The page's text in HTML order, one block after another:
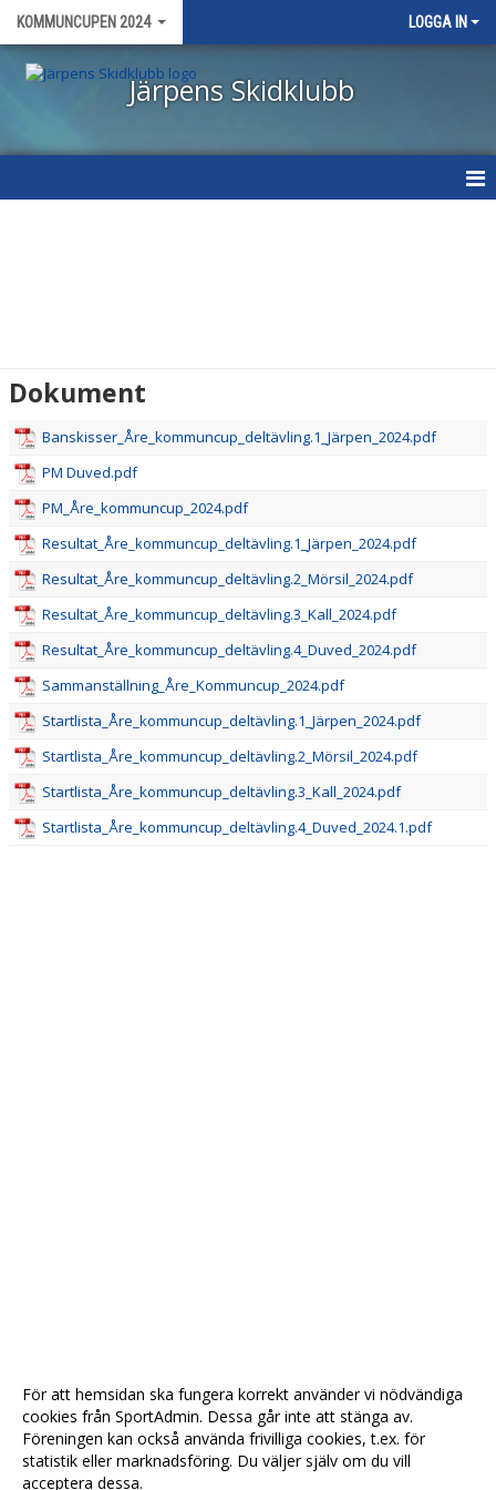
KOMMUNCUPEN 2024 LOGGA IN
Järpens Skidklubb
Dokument
Banskisser_Åre_kommuncup_deltävling.1_Järpen_2024.pdf
PM Duved.pdf
PM_Åre_kommuncup_2024.pdf
Resultat_Åre_kommuncup_deltävling.1_Järpen_2024.pdf
Resultat_Åre_kommuncup_deltävling.2_Mörsil_2024.pdf
Resultat_Åre_kommuncup_deltävling.3_Kall_2024.pdf
Resultat_Åre_kommuncup_deltävling.4_Duved_2024.pdf
Sammanställning_Åre_Kommuncup_2024.pdf
Startlista_Åre_kommuncup_deltävling.1_Järpen_2024.pdf
Startlista_Åre_kommuncup_deltävling.2_Mörsil_2024.pdf
Startlista_Åre_kommuncup_deltävling.3_Kall_2024.pdf
Startlista_Åre_kommuncup_deltävling.4_Duved_2024.1.pdf
För att hemsidan ska fungera korrekt använder vi nödvändiga
cookies från SportAdmin. Dessa går inte att stänga av.
Föreningen kan också använda frivilliga cookies, t.ex. för
statistik eller marknadsföring. Du väljer själv om du vill
acceptera dessa.